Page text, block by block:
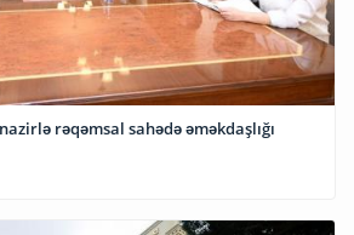
rəqəmsal sahədə əməkdaşlığı